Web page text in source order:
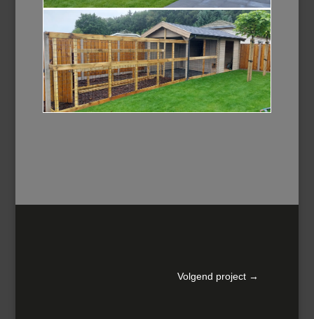
Volgend project →